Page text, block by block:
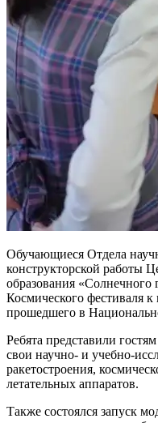
Обучающиеся Отдела
конструкторской работы
образования «Солнечного
Космического фестиваля
прошедшего в
Ребята представили
свои научно- и учебно-
ракетостроения,
летательных аппаратов.
Также состоялся запуск